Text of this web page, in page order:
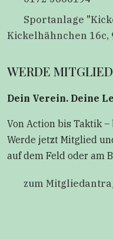
Sportanlage
Kickelhähnchen 16c,
WERDE MITGLIED
Dein Verein. Deine
Von Action bis Taktik
Werde jetzt Mitglied
auf dem Feld oder am
zum